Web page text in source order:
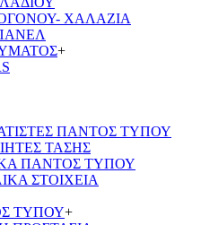
ΧΑΛΑΖΙΑ
+
ΠΑΝΤΟΣ ΤΥΠΟΥ
ΤΑΣΗΣ
ΠΑΝΤΟΣ ΤΥΠΟΥ
ΣΤΟΙΧΕΙΑ
ΤΥΠΟΥ+